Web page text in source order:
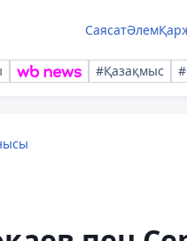
СаясатӘлем
#Қазақмыс